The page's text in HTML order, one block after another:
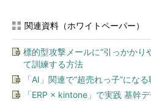
関連資料（ホワイトペーパー）
標的型攻撃メールに“引っかかり
て訓練する方法
「AI」関連で“超売れっ子”にな
「ERP × kintone」で実践 基幹